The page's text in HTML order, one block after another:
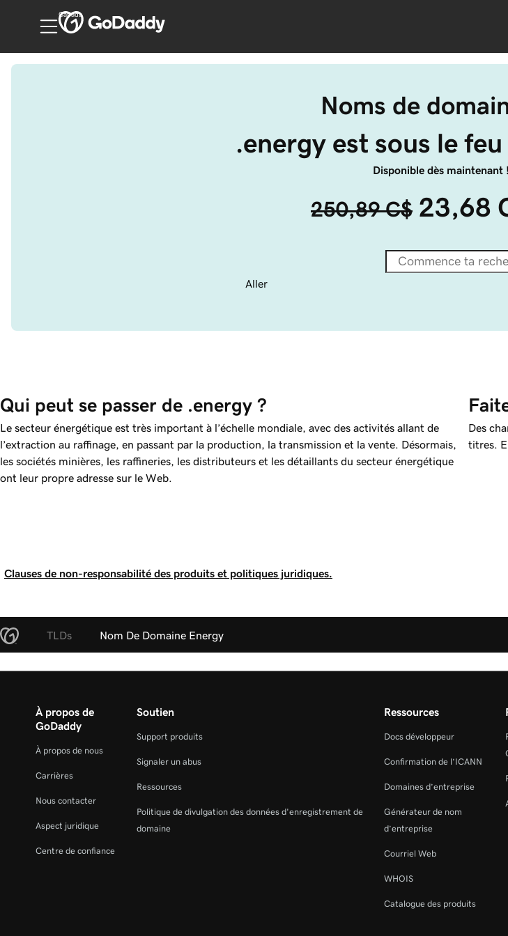
Canada
Noms de
.energy est sous le
Disponible dès maintenant
250,89 C$ 23,68
Aller
Qui peut se passer de .energy ?
Le secteur énergétique est très important à l’échelle mondiale, avec des activités allant de
l’extraction au raffinage, en passant par la production, la transmission et la vente. Désormais,
les sociétés minières, les raffineries, les distributeurs et les détaillants du secteur énergétique
ont leur propre adresse sur le Web.
Des
titres.
Clauses de non-responsabilité des produits et politiques juridiques.
TLDs Nom De Domaine Energy
À propos de
GoDaddy
À propos de nous
Carrières
Nous contacter
Aspect juridique
Centre de confiance
Soutien
Support produits
Signaler un abus
Ressources
Politique de divulgation des données d'enregistrement de
domaine
Ressources
Docs développeur
Confirmation de l’ICANN
Domaines d’entreprise
Générateur de nom
d’entreprise
Courriel Web
WHOIS
Catalogue des produits